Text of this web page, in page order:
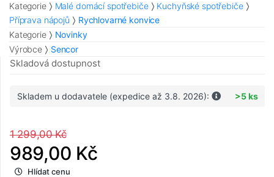
Kategorie Malé domácí spotřebiče
Kuchyňské spotřebiče
Příprava nápojů
Rychlovarné konvice
Kategorie
Novinky
Výrobce
Sencor
Skladová dostupnost
Skladem u dodavatele (expedice až 3.8. 2026): >5 ks
1 299,00 Kč
989,00 Kč
Hlídat cenu